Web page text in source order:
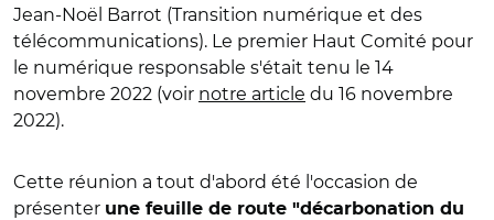
Jean-Noël Barrot (Transition numérique et des
télécommunications). Le premier Haut Comité pour
le numérique responsable s'était tenu le 14
novembre 2022 (voir notre article du 16 novembre
2022).
Cette réunion a tout d'abord été l'occasion de
présenter une feuille de route "décarbonation du